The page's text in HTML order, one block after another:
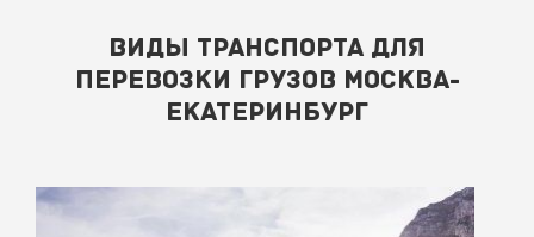
ВИДЫ ТРАНСПОРТА ДЛЯ
ПЕРЕВОЗКИ ГРУЗОВ МОСКВА-
ЕКАТЕРИНБУРГ